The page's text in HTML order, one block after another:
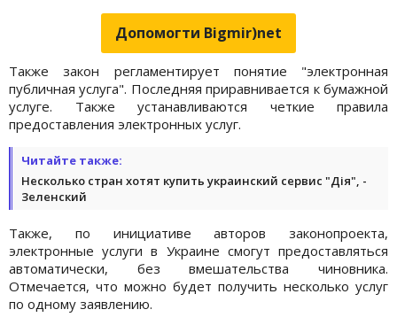
Допомогти Bigmir)net
Также закон регламентирует понятие "электронная
публичная услуга". Последняя приравнивается к бумажной
услуге. Также устанавливаются четкие правила
предоставления электронных услуг.
Читайте также:
Несколько стран хотят купить украинский сервис "Дія", -
Зеленский
Также, по инициативе авторов законопроекта,
электронные услуги в Украине смогут предоставляться
автоматически, без вмешательства чиновника.
Отмечается, что можно будет получить несколько услуг
по одному заявлению.